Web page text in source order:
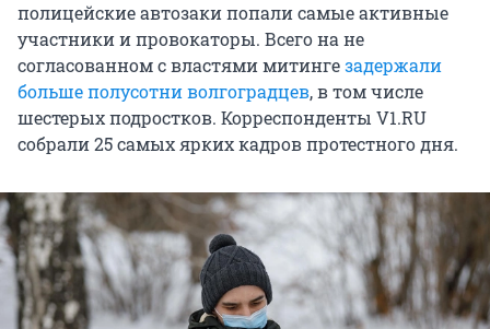
полицейские автозаки попали самые активные
участники и провокаторы. Всего на не
согласованном с властями митингезадержали
больше полусотни волгоградцев, в том числе
шестерых подростков. Корреспонденты V1.RU
собрали 25 самых ярких кадров протестного дня.